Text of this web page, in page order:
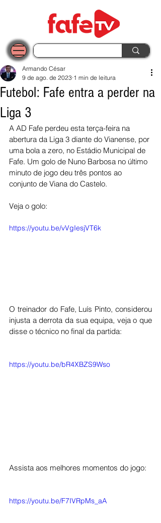
Futebol: Fafe entra a perder na
Liga 3
Armando César
9 de ago. de 2023 1 min de leitura
A AD Fafe perdeu esta terça-feira na
abertura da Liga 3 diante do Vianense, por
uma bola a zero, no Estádio Municipal de
Fafe. Um golo de Nuno Barbosa no último
minuto de jogo deu três pontos ao
conjunto de Viana do Castelo.
Veja o golo:
https://youtu.be/vVgIesjVT6k
O treinador do Fafe, Luís Pinto, considerou
injusta a derrota da sua equipa, veja o que
disse o técnico no final da partida:
https://youtu.be/bR4XBZS9Wso
Assista aos melhores momentos do jogo:
https://youtu.be/F7IVRpMs_aA